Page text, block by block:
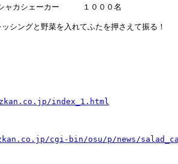
シェーカー　　　１０００名
菜を入れてふたを押さえて振る！
index_1.html
cgi-bin/osu/p/news/